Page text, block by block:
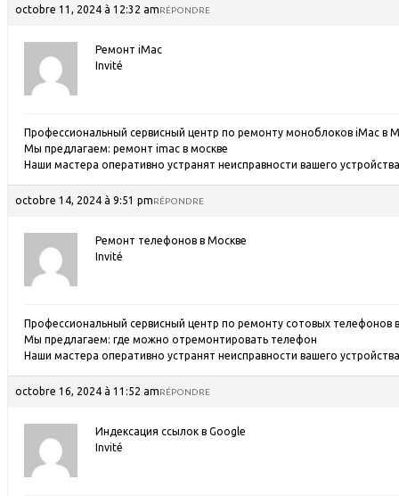
octobre 11, 2024 à 12:32 amRÉPONDRE
Ремонт iMac
Invité
Профессиональный сервисный центр по ремонту моноблоков iMac в
Мы предлагаем: ремонт imac в москве
Наши мастера оперативно устранят неисправности вашего
octobre 14, 2024 à 9:51 pmRÉPONDRE
Ремонт телефонов в Москве
Invité
Профессиональный сервисный центр по ремонту сотовых телефонов
Мы предлагаем: где можно отремонтировать телефон
Наши мастера оперативно устранят неисправности вашего
octobre 16, 2024 à 11:52 amRÉPONDRE
Индексация ссылок в Google
Invité